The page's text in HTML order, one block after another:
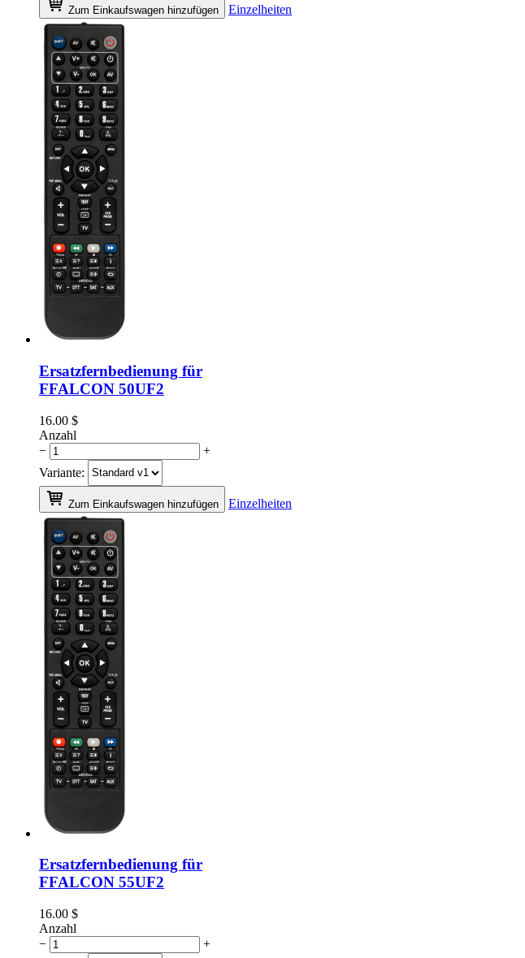
Zum Einkaufswagen hinzufügen Einzelheiten
Ersatzfernbedienung für
FFALCON 50UF2
16.00 $
Anzahl
−
+
Variante:
Zum Einkaufswagen hinzufügen Einzelheiten
Ersatzfernbedienung für
FFALCON 55UF2
16.00 $
Anzahl
−
+